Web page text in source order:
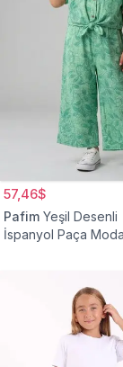
57,46$
Pafim Yeşil Desenli
İspanyol Paça